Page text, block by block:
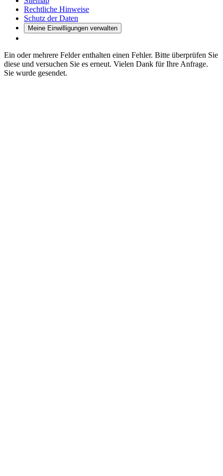
Rechtliche Hinweise
Schutz der Daten
Meine Einwilligungen verwalten
Ein oder mehrere Felder enthalten einen Fehler. Bitte überprüfen Sie
diese und versuchen Sie es erneut. Vielen Dank für Ihre Anfrage.
Sie wurde gesendet.